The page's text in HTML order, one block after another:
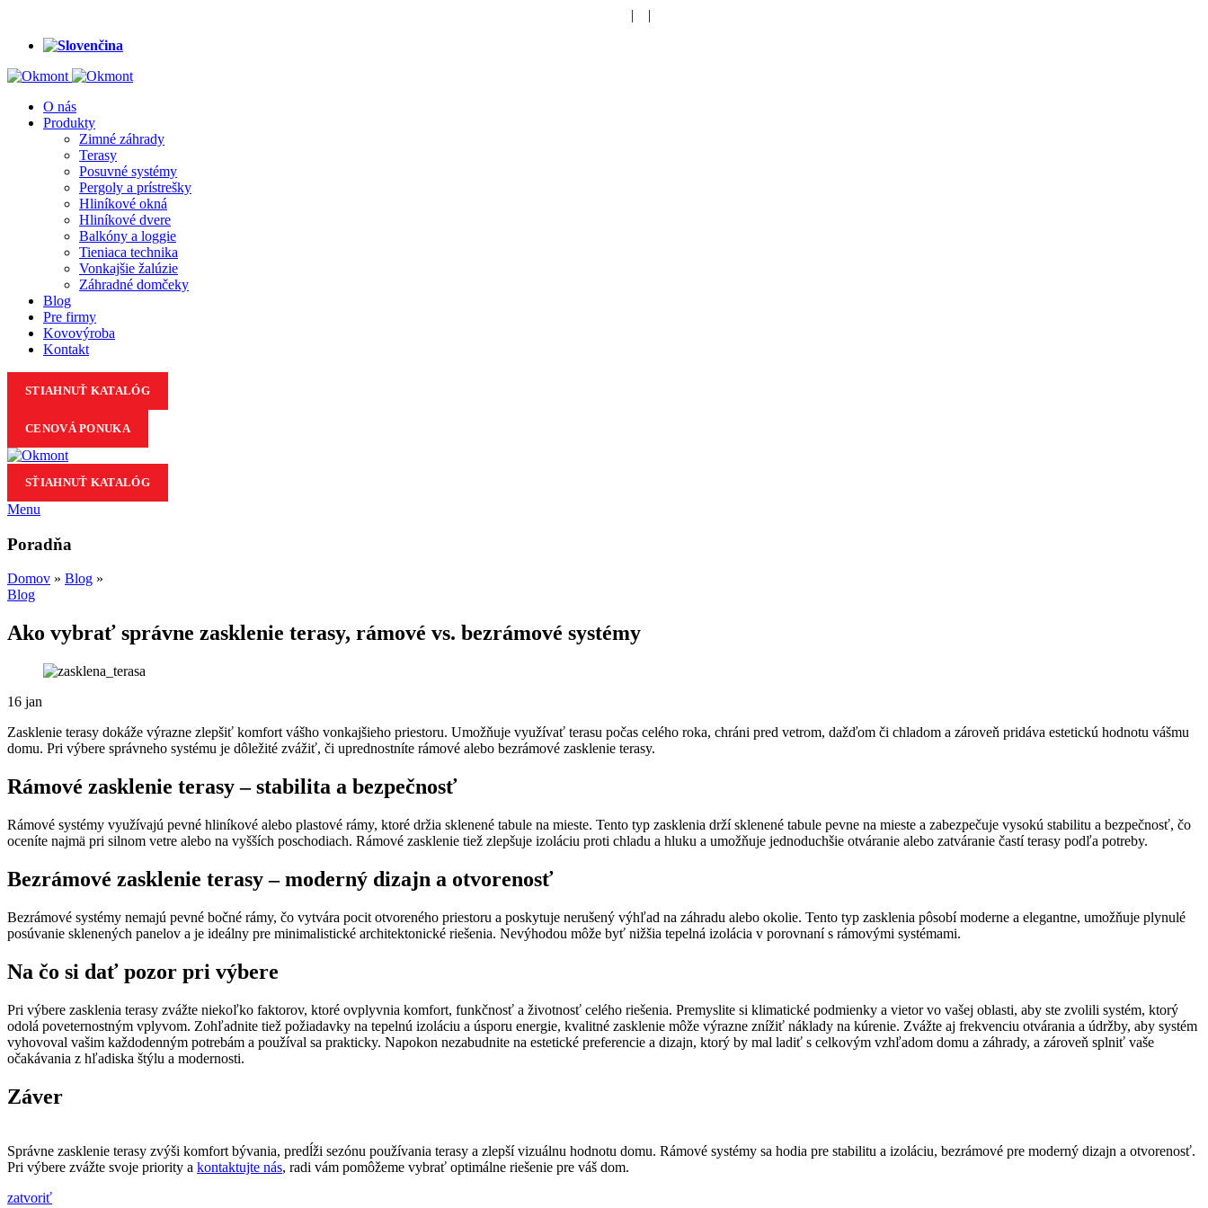
| |
O nás
Produkty
Zimné záhrady
Terasy
Posuvné systémy
Pergoly a prístrešky
Hliníkové okná
Hliníkové dvere
Balkóny a loggie
Tieniaca technika
Vonkajšie žalúzie
Záhradné domčeky
Blog
Pre firmy
Kovovýroba
Kontakt
STIAHNUŤ KATALÓG
CENOVÁ PONUKA
SŤIAHNUŤ KATALÓG
Menu
Poradňa
Domov » Blog »
Blog
Ako vybrať správne zasklenie terasy, rámové vs. bezrámové systémy
16 jan
Zasklenie terasy dokáže výrazne zlepšiť komfort vášho vonkajšieho priestoru. Umožňuje využívať terasu počas celého roka, chráni pred vetrom, dažďom či chladom a zároveň pridáva estetickú hodnotu vášmu
domu. Pri výbere správneho systému je dôležité zvážiť, či uprednostníte rámové alebo bezrámové zasklenie terasy.
Rámové zasklenie terasy – stabilita a bezpečnosť
Rámové systémy využívajú pevné hliníkové alebo plastové rámy, ktoré držia sklenené tabule na mieste. Tento typ zasklenia drží sklenené tabule pevne na mieste a zabezpečuje vysokú stabilitu a bezpečnosť, čo
oceníte najmä pri silnom vetre alebo na vyšších poschodiach. Rámové zasklenie tiež zlepšuje izoláciu proti chladu a hluku a umožňuje jednoduchšie otváranie alebo zatváranie častí terasy podľa potreby.
Bezrámové zasklenie terasy – moderný dizajn a otvorenosť
Bezrámové systémy nemajú pevné bočné rámy, čo vytvára pocit otvoreného priestoru a poskytuje nerušený výhľad na záhradu alebo okolie. Tento typ zasklenia pôsobí moderne a elegantne, umožňuje plynulé
posúvanie sklenených panelov a je ideálny pre minimalistické architektonické riešenia. Nevýhodou môže byť nižšia tepelná izolácia v porovnaní s rámovými systémami.
Na čo si dať pozor pri výbere
Pri výbere zasklenia terasy zvážte niekoľko faktorov, ktoré ovplyvnia komfort, funkčnosť a životnosť celého riešenia. Premyslite si klimatické podmienky a vietor vo vašej oblasti, aby ste zvolili systém, ktorý
odolá poveternostným vplyvom. Zohľadnite tiež požiadavky na tepelnú izoláciu a úsporu energie, kvalitné zasklenie môže výrazne znížiť náklady na kúrenie. Zvážte aj frekvenciu otvárania a údržby, aby systém
vyhovoval vašim každodenným potrebám a používal sa prakticky. Napokon nezabudnite na estetické preferencie a dizajn, ktorý by mal ladiť s celkovým vzhľadom domu a záhrady, a zároveň splniť vaše
očakávania z hľadiska štýlu a modernosti.
Záver
Správne zasklenie terasy zvýši komfort bývania, predĺži sezónu používania terasy a zlepší vizuálnu hodnotu domu. Rámové systémy sa hodia pre stabilitu a izoláciu, bezrámové pre moderný dizajn a otvorenosť.
Pri výbere zvážte svoje priority a kontaktujte nás, radi vám pomôžeme vybrať optimálne riešenie pre váš dom.
zatvoriť